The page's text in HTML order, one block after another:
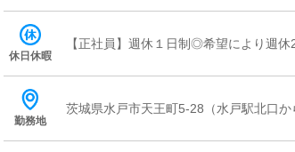
します。■対面接客・受付業務お客様か
タッフに付いて業務内容を見ながら徐
施策の提案を行っていただきます。■キ
ます。■PC更新業務ヘブンネットなど
休日休暇
【正社員】週休１日制◎希望により週
勤務地
茨城県水戸市天王町5-28（水戸駅北口か